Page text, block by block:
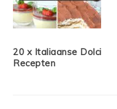
20 x Italiaanse Dolci
Recepten